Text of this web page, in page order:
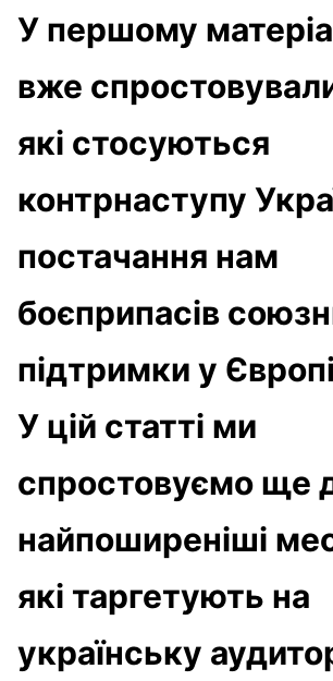
У першому
вже
які стосуються
контрнаступу
постачання нам
боєприпасів
підтримки у
У цій статті ми
спростовуємо ще
найпоширеніші
які таргетують на
українську